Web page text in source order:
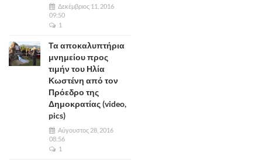
Δεκέμβριος 11, 2016
09:50
1
Τα αποκαλυπτήρια
μνημείου προς
τιμήν του Ηλία
Κωστένη από τον
Πρόεδρο της
Δημοκρατίας (video,
pics)
Αύγουστος 28, 2016
08:56
1